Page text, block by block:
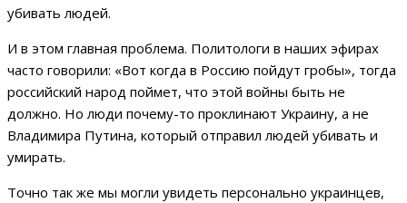
убивать людей.
И в этом главная проблема. Политологи в наших эфирах
часто говорили: «Вот когда в Россию пойдут гробы», тогда
российский народ поймет, что этой войны быть не
должно. Но люди почему-то проклинают Украину, а не
Владимира Путина, который отправил людей убивать и
умирать.
Точно так же мы могли увидеть персонально украинцев,